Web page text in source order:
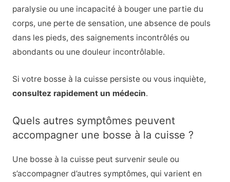
paralysie ou une incapacité à bouger une partie du
corps, une perte de sensation, une absence de pouls
dans les pieds, des saignements incontrôlés ou
abondants ou une douleur incontrôlable.
Si votre bosse à la cuisse persiste ou vous inquiète,
consultez rapidement un médecin.
Quels autres symptômes peuvent
accompagner une bosse à la cuisse ?
Une bosse à la cuisse peut survenir seule ou
s’accompagner d’autres symptômes, qui varient en